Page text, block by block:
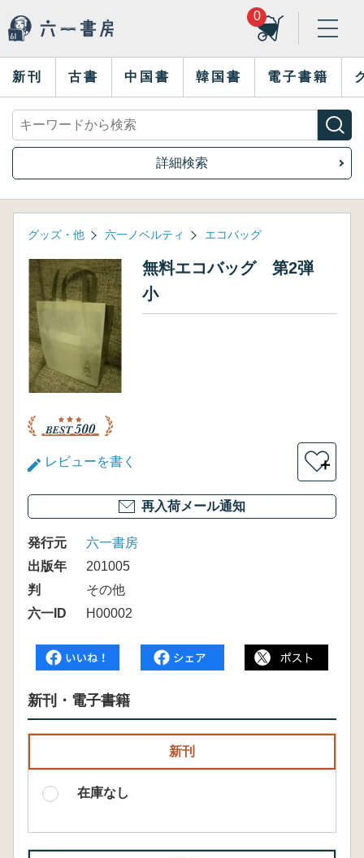
0
新刊 古書 中国書 韓国書 電子書籍
詳細検索
グッズ・他 六一ノベルティ エコバッグ
無料エコバッグ 第2弾
小
レビューを書く ＋
再入荷メール通知
発行元
六一書房
出版年
201005
判
その他
六一ID
H00002
新刊・電子書籍
新刊
在庫なし